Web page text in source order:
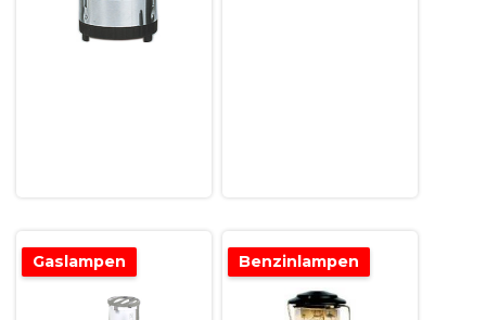
Gaslampen Benzinlampen